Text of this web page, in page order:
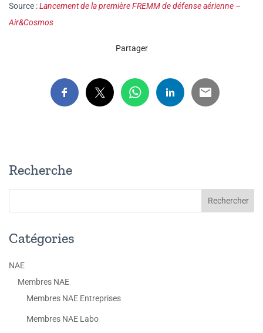
Source :Lancement de la première FREMM de défense aérienne –
Air&Cosmos
Partager
Recherche
Catégories
NAE
Membres NAE
Membres NAE Entreprises
Membres NAE Labo